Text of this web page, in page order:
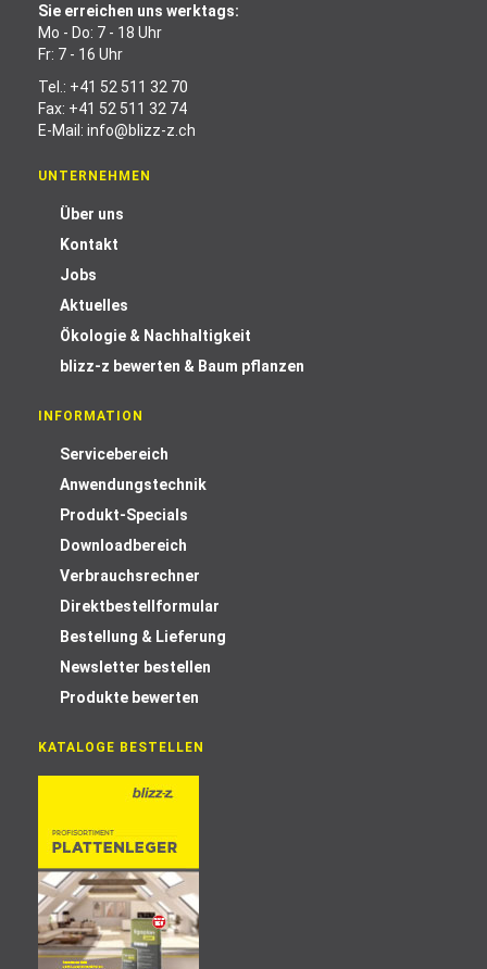
Sie erreichen uns werktags:
Mo - Do: 7 - 18 Uhr
Fr: 7 - 16 Uhr
Tel.: +41 52 511 32 70
Fax: +41 52 511 32 74
E-Mail: info@blizz-z.ch
UNTERNEHMEN
Über uns
Kontakt
Jobs
Aktuelles
Ökologie & Nachhaltigkeit
blizz-z bewerten & Baum pflanzen
INFORMATION
Servicebereich
Anwendungstechnik
Produkt-Specials
Downloadbereich
Verbrauchsrechner
Direktbestellformular
Bestellung & Lieferung
Newsletter bestellen
Produkte bewerten
KATALOGE BESTELLEN